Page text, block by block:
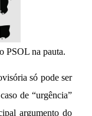
PSOL na pauta.
só pode ser
de “urgência”
argumento do